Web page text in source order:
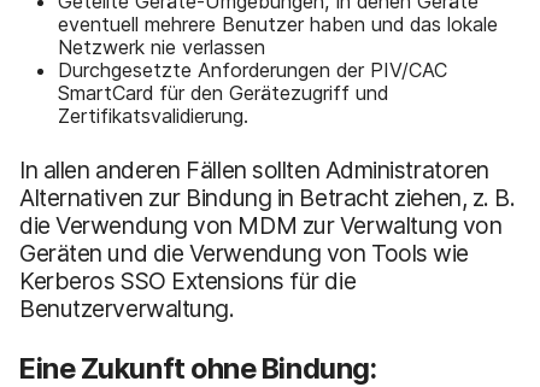
eventuell mehrere Benutzer haben und das lokale
Netzwerk nie verlassen
Durchgesetzte Anforderungen der PIV/CAC
SmartCard für den Gerätezugriff und
Zertifikatsvalidierung.
In allen anderen Fällen sollten Administratoren
Alternativen zur Bindung in Betracht ziehen, z. B.
die Verwendung von MDM zur Verwaltung von
Geräten und die Verwendung von Tools wie
Kerberos SSO Extensions für die
Benutzerverwaltung.
Eine Zukunft ohne Bindung: